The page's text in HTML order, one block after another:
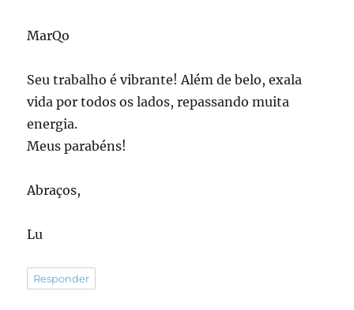
MarQo
Seu trabalho é vibrante! Além de belo, exala
vida por todos os lados, repassando muita
energia.
Meus parabéns!
Abraços,
Lu
Responder